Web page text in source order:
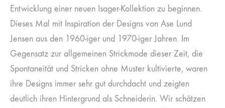
Entwicklung einer neuen Isager-Kollektion zu beginnen.
Dieses Mal mit Inspiration der Designs von Ase Lund
Jensen aus den 1960-iger und 1970-iger Jahren. Im
Gegensatz zur allgemeinen Strickmode dieser Zeit, die
Spontaneität und Stricken ohne Muster kultivierte, waren
ihre Designs immer sehr gut durchdacht und zeigten
deutlich ihren Hintergrund als Schneiderin. Wir schätzen